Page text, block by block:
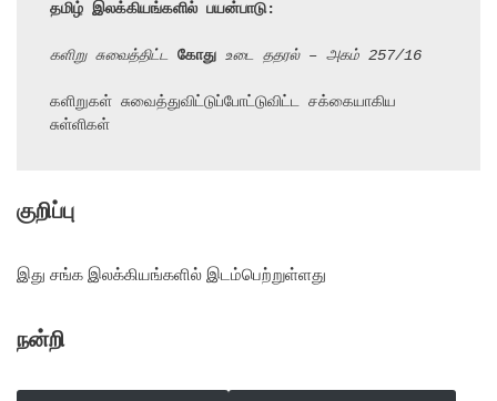
தமிழ் இலக்கியங்களில் பயன்பாடு:
களிறு சுவைத்திட்ட கோது உடை ததரல் – அகம் 257/16
களிறுகள் சுவைத்துவிட்டுப்போட்டுவிட்ட சக்கையாகிய
சுள்ளிகள்
குறிப்பு
இது சங்க இலக்கியங்களில் இடம்பெற்றுள்ளது
நன்றி